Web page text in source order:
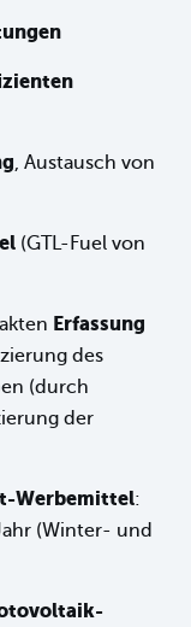
, Austausch von
(GTL-Fuel von
Erfassung
des
(durch
der
Werbemittel:
(Winter- und